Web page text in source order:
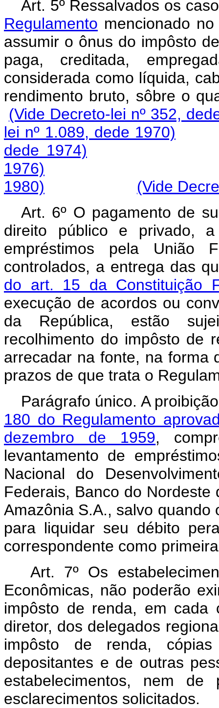
Art. 5º Ressalvados os
Regulamento mencionado
assumir o ônus do impôsto
paga, creditada,
considerada como líquida,
rendimento bruto,
(Vide Decreto-lei nº 352,
lei nº 1.089, dede 1970)
dede 1974)
1976)
1980)
(Vide
Art. 6º O pagamento de
direito público e privado,
empréstimos pela União
controlados, a entrega das
do art. 15 da Constituição
execução de acordos ou
da República, estão
recolhimento do impôsto de
arrecadar na fonte, na forma
prazos de que trata o
Parágrafo único. A
180 do Regulamento
dezembro de 1959,
levantamento de
Nacional do
Federais, Banco do
Amazônia S.A., salvo
para liquidar seu débito
correspondente como
Art. 7º Os
Econômicas, não poderão
impôsto de renda, em cada
diretor, dos delegados
impôsto de renda,
depositantes e de outras
estabelecimentos, nem de
esclarecimentos solicitados.